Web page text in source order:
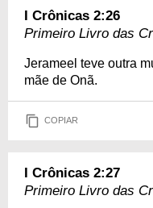
I Crônicas 2:26
Primeiro Livro das
Jerameel teve outra
mãe de Onã.
COPIAR
I Crônicas 2:27
Primeiro Livro das